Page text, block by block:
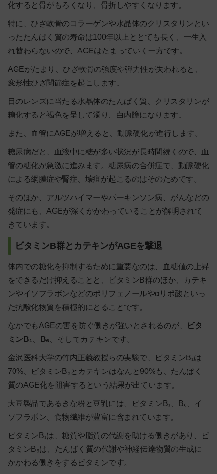
化すると骨がもろくなり、骨折しやすくなります。
特に、ひざ軟骨のコラーゲンや水晶体のクリスタリンとい
ったたんぱく質の寿命は100年以上ととても長く、一生入
れ替わらないので、AGEはたまっていく一方です。
AGEがたまり、ひざ軟骨の強度や弾力性が失われると、
変形性ひざ関節症を起こします。
目のレンズに当たる水晶体のたんぱく質、クリスタリンが
糖化すると褐色を呈して濁り、白内障になります。
また、血管にAGEが増えると、動脈硬化が進行します。
糖尿病だと、血液中に糖が多い状況が長時間続くので、血
管の糖化が急激に進みます。糖尿病の合併症で、動脈硬化
による網膜症や腎症、壊疽が起こるのはそのためです。
そのほか、アルツハイマーやパーキンソン病、がんなどの
発症にも、AGEが深くかかわっていることが解明されて
きています。
ビタミンB群とカテキンがAGEを撃退
体内での糖化を抑制するために重要なのは、血糖値の上昇
をできるだけ抑えることと、ビタミンB群のほか、カテキ
ンやイソフラボンなどのポリフェノールやαリポ酸といっ
た抗酸化物質を積極的にとることです。
なかでもAGEの害を防ぐ働きが強いとされるのが、
ビタ
ミンB₁
B₆ 、そして カテキンです。
金沢医科大学の竹内正義教授らの実験で、ビタミンB₁は
70%、ビタミンB₆とカテキンはなんと90%も、たんぱく
質のAGE化を阻害するという結果が出ています。
大豆製品であるきな粉と豆乳には、ビタミンB₁、B₆、イ
ソフラボン、食物繊維が豊富に含まれています。
ビタミンB₁は、糖質や脂質の代謝を助ける働きがあり、ビ
タミンB₆は、たんぱく質の代謝や神経伝達物質の生成に
かかわる働きをするビタミンです。